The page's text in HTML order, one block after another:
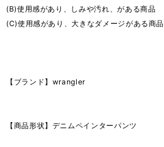
(B)使用感があり、しみや汚れ、がある商品
(C)使用感があり、大きなダメージがある商品
【ブランド】wrangler
【商品形状】デニムペインターパンツ